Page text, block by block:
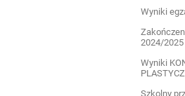
Wyniki
2024/2025
Wyniki
Szkolny